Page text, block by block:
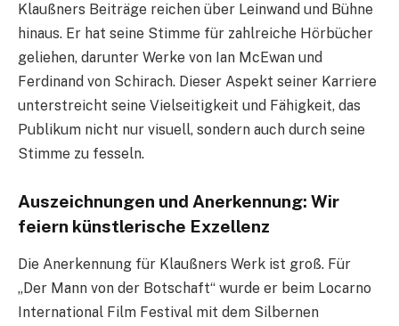
Klaußners Beiträge reichen über Leinwand und Bühne
hinaus. Er hat seine Stimme für zahlreiche Hörbücher
geliehen, darunter Werke von Ian McEwan und
Ferdinand von Schirach. Dieser Aspekt seiner Karriere
unterstreicht seine Vielseitigkeit und Fähigkeit, das
Publikum nicht nur visuell, sondern auch durch seine
Stimme zu fesseln.
Auszeichnungen und Anerkennung: Wir
feiern künstlerische Exzellenz
Die Anerkennung für Klaußners Werk ist groß. Für
„Der Mann von der Botschaft“ wurde er beim Locarno
International Film Festival mit dem Silbernen